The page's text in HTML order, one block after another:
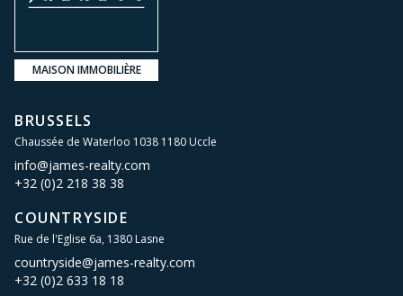
MAISON IMMOBILIÈRE
BRUSSELS
Chaussée de Waterloo 1038 1180 Uccle
info@james-realty.com
+32 (0)2 218 38 38
COUNTRYSIDE
Rue de l'Eglise 6a, 1380 Lasne
countryside@james-realty.com
+32 (0)2 633 18 18